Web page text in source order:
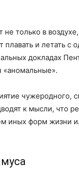
не только в
и летать с
докладах
«аномальные».
чужеродного,
к мысли, что
иных форм жизни